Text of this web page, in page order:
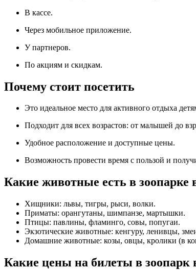
В кассе.
Через мобильное приложение.
У партнеров.
По акциям и скидкам.
Почему стоит посетить
Это идеальное место для активного отдыха
Подходит для всех возрастов: от малышей до
Удобное расположение и доступные цены.
Возможность провести время с пользой и
Какие животные есть в зоопарке
Хищники: львы, тигры, рыси, волки.
Приматы: орангутаны, шимпанзе, мартышки.
Птицы: павлины, фламинго, совы, попугаи.
Экзотические животные: кенгуру, ленивцы,
Домашние животные: козы, овцы, кролики (в
Какие цены на билеты в зоопарк